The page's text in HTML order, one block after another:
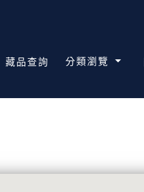
藏品查詢 分類瀏覽